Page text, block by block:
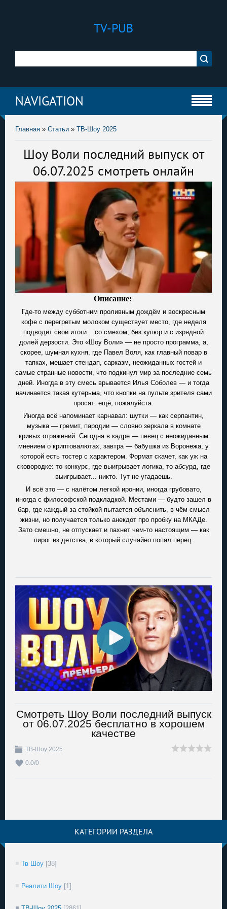
TV-PUB
NAVIGATION
Главная » Статьи » ТВ-Шоу 2025
Шоу Воли последний выпуск от
06.07.2025 смотреть онлайн
Описание:
Где-то между субботним проливным дождём и воскресным
кофе с перегретым молоком существует место, где неделя
подводит свои итоги... со смехом, без купюр и с изрядной
долей дерзости. Это «Шоу Воли» — не просто программа, а,
скорее, шумная кухня, где Павел Воля, как главный повар в
тапках, мешает стендап, сарказм, неожиданных гостей и
самые странные новости, что подкинул мир за последние семь
дней. Иногда в эту смесь врывается Илья Соболев — и тогда
начинается такая кутерьма, что кнопки на пульте зрителя сами
просят: ещё, пожалуйста.
Иногда всё напоминает карнавал: шутки — как серпантин,
музыка — гремит, пародии — словно зеркала в комнате
кривых отражений. Сегодня в кадре — певец с неожиданным
мнением о криптовалютах, завтра — бабушка из Воронежа, у
которой есть тостер с характером. Формат скачет, как уж на
сковородке: то конкурс, где выигрывает логика, то абсурд, где
выигрывает... никто. Тут не угадаешь.
И всё это — с налётом легкой иронии, иногда грубовато,
иногда с философской подкладкой. Местами — будто зашел в
бар, где каждый за стойкой пытается объяснить, в чём смысл
жизни, но получается только анекдот про пробку на МКАДе.
Зато смешно, не отпускает и пахнет чем-то настоящим — как
пирог из детства, в который случайно попал перец.
Смотреть Шоу Воли последний выпуск
от 06.07.2025 бесплатно в хорошем
качестве
ТВ-Шоу 2025
0.0/0
КАТЕГОРИИ РАЗДЕЛА
Тв Шоу [38]
Реалити Шоу [1]